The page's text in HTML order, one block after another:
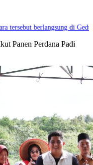
tersebut berlangsung di
Panen Perdana Padi